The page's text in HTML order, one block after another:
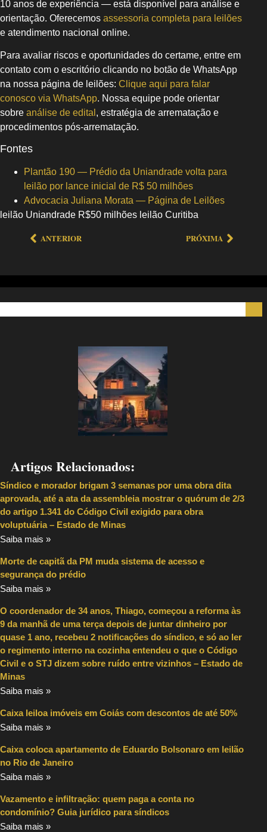
10 anos de experiência — está disponível para análise e
orientação. Oferecemos assessoria completa para leilões
e atendimento nacional online.
Para avaliar riscos e oportunidades do certame, entre em
contato com o escritório clicando no botão de WhatsApp
na nossa página de leilões: Clique aqui para falar
conosco via WhatsApp. Nossa equipe pode orientar
sobre análise de edital , estratégia de arrematação e
procedimentos pós-arrematação.
Fontes
Plantão 190 — Prédio da Uniandrade volta para
leilão por lance inicial de R$ 50 milhões
Advocacia Juliana Morata — Página de Leilões
leilão Uniandrade R$50 milhões leilão Curitiba
ANTERIOR PRÓXIMA
Artigos Relacionados:
Síndico e morador brigam 3 semanas por uma obra dita
aprovada, até a ata da assembleia mostrar o quórum de 2/3
do artigo 1.341 do Código Civil exigido para obra
voluptuária – Estado de Minas
Saiba mais »
Morte de capitã da PM muda sistema de acesso e
segurança do prédio
Saiba mais »
O coordenador de 34 anos, Thiago, começou a reforma às
9 da manhã de uma terça depois de juntar dinheiro por
quase 1 ano, recebeu 2 notificações do síndico, e só ao ler
o regimento interno na cozinha entendeu o que o Código
Civil e o STJ dizem sobre ruído entre vizinhos – Estado de
Minas
Saiba mais »
Caixa leiloa imóveis em Goiás com descontos de até 50%
Saiba mais »
Caixa coloca apartamento de Eduardo Bolsonaro em leilão
no Rio de Janeiro
Saiba mais »
Vazamento e infiltração: quem paga a conta no
condomínio? Guia jurídico para síndicos
Saiba mais »